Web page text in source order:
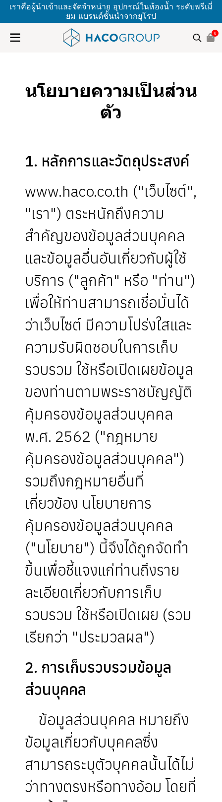
เราคือผู้นำเข้าและจัดจำหน่าย อุปกรณ์ในห้องน้ำ ระดับพรีเมี่
ยม แบรนด์ชั้นนำจากยุโรป
0
นโยบายความเป็นส่วน
ตัว
1. หลักการและวัตถุประสงค์
www.haco.co.th ("เว็บไซต์",
"เรา") ตระหนักถึงความ
สำคัญของข้อมูลส่วนบุคคล
และข้อมูลอื่นอันเกี่ยวกับผู้ใช้
บริการ ("ลูกค้า" หรือ "ท่าน")
เพื่อให้ท่านสามารถเชื่อมั่นได้
ว่าเว็บไซต์ มีความโปร่งใสและ
ความรับผิดชอบในการเก็บ
รวบรวม ใช้หรือเปิดเผยข้อมูล
ของท่านตามพระราชบัญญัติ
คุ้มครองข้อมูลส่วนบุคคล
พ.ศ. 2562 ("กฎหมาย
คุ้มครองข้อมูลส่วนบุคคล")
รวมถึงกฎหมายอื่นที่
เกี่ยวข้อง นโยบายการ
คุ้มครองข้อมูลส่วนบุคคล
("นโยบาย") นี้จึงได้ถูกจัดทำ
ขึ้นเพื่อชี้แจงแก่ท่านถึงราย
ละเอียดเกี่ยวกับการเก็บ
รวบรวม ใช้หรือเปิดเผย (รวม
เรียกว่า "ประมวลผล")
2. การเก็บรวบรวมข้อมูล
ส่วนบุคคล
ข้อมูลส่วนบุคคล หมายถึง
ข้อมูลเกี่ยวกับบุคคลซึ่ง
สามารถระบุตัวบุคคลนั้นได้ไม่
ว่าทางตรงหรือทางอ้อม โดยที่